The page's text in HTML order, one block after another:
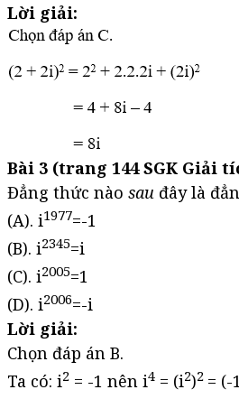
Lời giải:
Bài 3 (trang 144 SGK Giải
Đẳng thức nào sau đây là
(A). i1977=-1
(B). i2345=i
(C). i2005=1
(D). i2006=-i
Lời giải:
Chọn đáp án B.
Ta có: i2 = -1 nên i4 = (i2)2 = (-